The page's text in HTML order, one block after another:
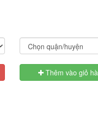
Thêm vào giỏ